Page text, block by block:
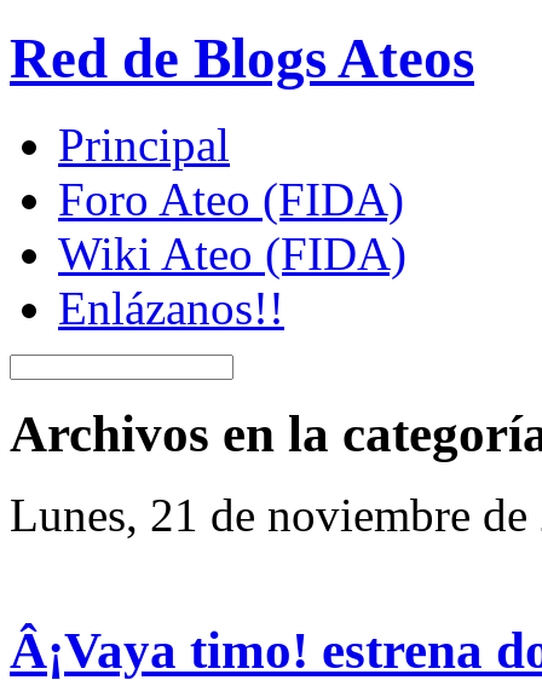
Red de Blogs Ateos
Principal
Foro Ateo (FIDA)
Wiki Ateo (FIDA)
Enlázanos!!
Archivos en la
Lunes, 21 de noviembre de
Â¡Vaya timo! estrena